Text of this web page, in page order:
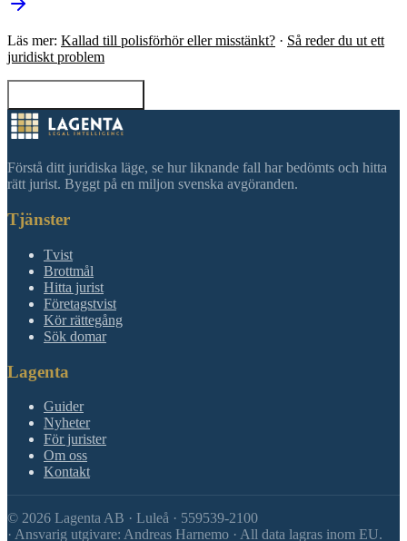
Läs mer: Kallad till polisförhör eller misstänkt? · Så reder du ut ett
juridiskt problem
Förstå ditt juridiska läge, se hur liknande fall har bedömts och hitta
rätt jurist. Byggt på en miljon svenska avgöranden.
Tjänster
Tvist
Brottmål
Hitta jurist
Företagstvist
Kör rättegång
Sök domar
Lagenta
Guider
Nyheter
För jurister
Om oss
Kontakt
© 2026 Lagenta AB · Luleå · 559539-2100
· Ansvarig utgivare: Andreas Harnemo · All data lagras inom EU.